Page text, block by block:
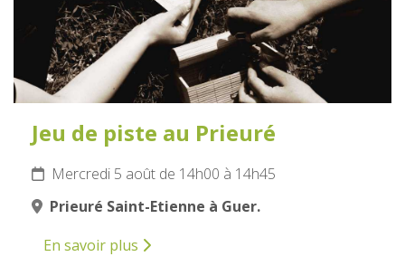
Jeu de piste au Prieuré
Mercredi 5 août de 14h00 à 14h45
Prieuré Saint-Etienne à Guer.
En savoir plus